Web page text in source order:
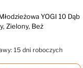
YOGI 10 Dąb
Zielony, Beż
15 dni roboczych